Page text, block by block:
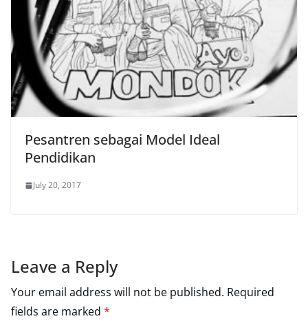
Pesantren sebagai Model Ideal
Pendidikan
July 20, 2017
Leave a Reply
Your email address will not be published. Required
fields are marked *